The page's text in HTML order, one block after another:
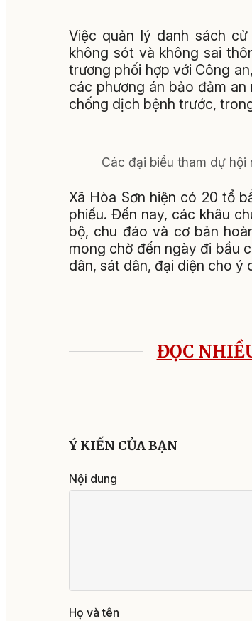
Việc quản lý danh sách
không sót và không sai
trương phối hợp với Công
các phương án bảo đảm
chống dịch bệnh trước,
Các đại biểu tham dự
Xã Hòa Sơn hiện có 20 tổ
phiếu. Đến nay, các khâu
bộ, chu đáo và cơ bản
mong chờ đến ngày đi bầu
dân, sát dân, đại diện cho ý
ĐỌC
Ý KIẾN CỦA BẠN
Nội dung
Họ và tên